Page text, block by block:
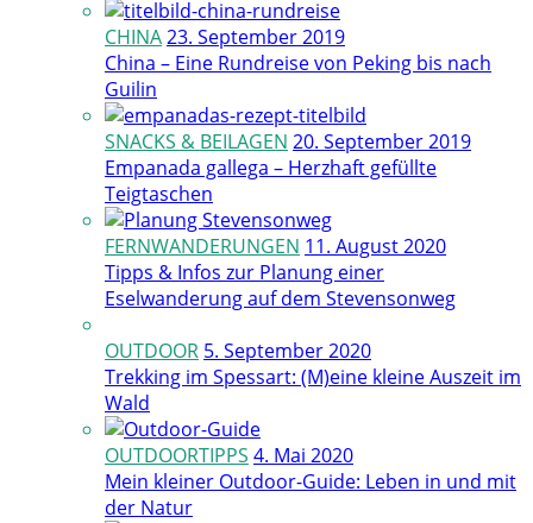
CHINA23. September 2019
China – Eine Rundreise von Peking bis nach
Guilin
SNACKS & BEILAGEN 20. September 2019
Empanada gallega – Herzhaft gefüllte
Teigtaschen
FERNWANDERUNGEN 11. August 2020
Tipps & Infos zur Planung einer
Eselwanderung auf dem Stevensonweg
OUTDOOR 5. September 2020
Trekking im Spessart: (M)eine kleine Auszeit im
Wald
OUTDOORTIPPS 4. Mai 2020
Mein kleiner Outdoor-Guide: Leben in und mit
der Natur